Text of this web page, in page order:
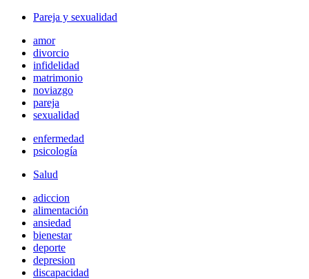
Pareja y sexualidad
amor
divorcio
infidelidad
matrimonio
noviazgo
pareja
sexualidad
enfermedad
psicología
Salud
adiccion
alimentación
ansiedad
bienestar
deporte
depresion
discapacidad